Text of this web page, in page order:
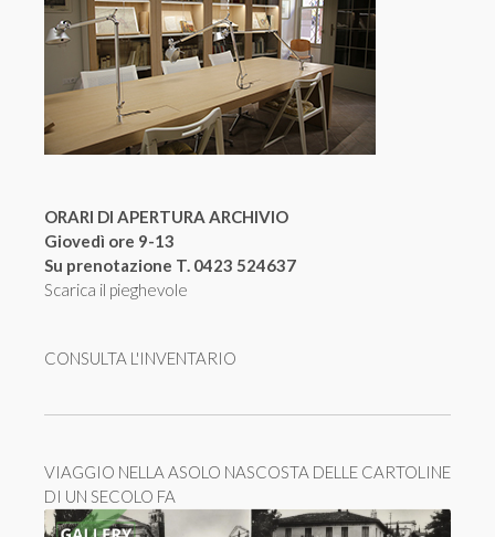
ORARI DI APERTURA ARCHIVIO
Giovedì ore 9-13
Su prenotazione T. 0423 524637
Scarica il pieghevole
CONSULTA L'INVENTARIO
VIAGGIO NELLA ASOLO NASCOSTA DELLE CARTOLINE
DI UN SECOLO FA